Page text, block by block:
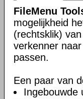
FileMenu
mogelijkheid
(rechtsklik)
verkenner
passen.
Een paar van
Ingebouwde